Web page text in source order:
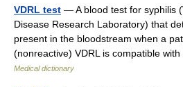
VDRL test — A blood test for syphilis
Disease Research Laboratory) that
present in the bloodstream when a
(nonreactive) VDRL is compatible
Medical dictionary